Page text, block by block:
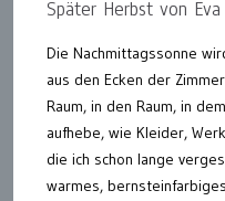
Später Herbst von
Die Nachmittagssonne
aus den Ecken der
Raum, in den Raum, in
aufhebe, wie Kleider,
die ich schon lange
warmes,